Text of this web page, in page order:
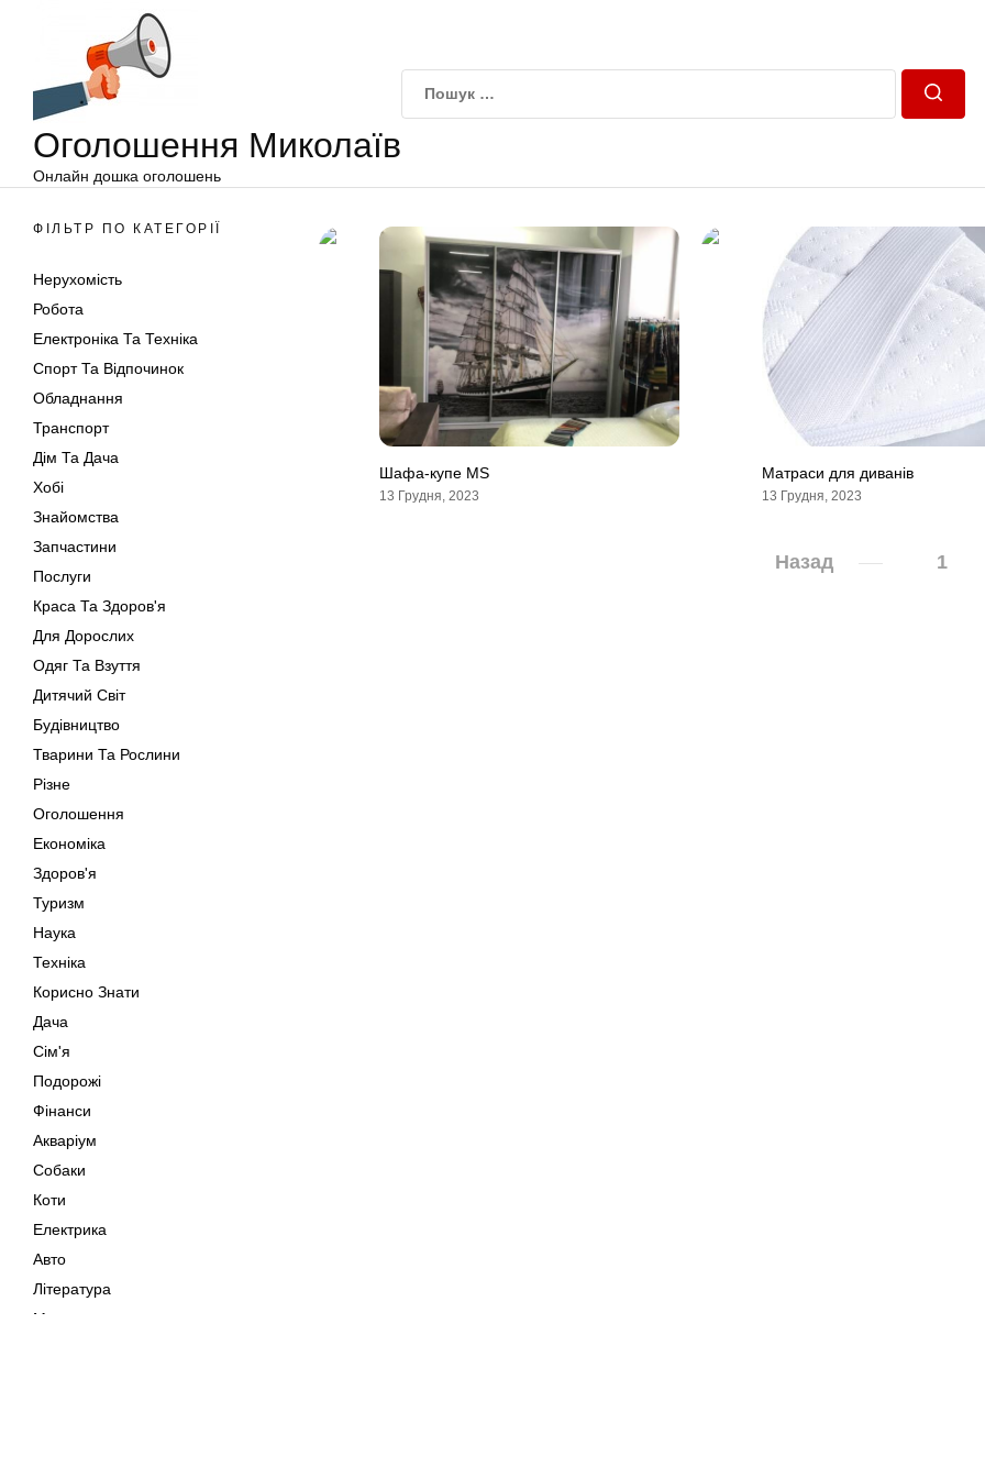
Оголошення Миколаїв
Онлайн дошка оголошень
ФІЛЬТР ПО КАТЕГОРІЇ
Нерухомість
Робота
Електроніка Та Техніка
Спорт Та Відпочинок
Обладнання
Транспорт
Дім Та Дача
Хобі
Знайомства
Запчастини
Послуги
Краса Та Здоров'я
Для Дорослих
Одяг Та Взуття
Дитячий Світ
Будівництво
Тварини Та Рослини
Різне
Оголошення
Економіка
Здоров'я
Туризм
Наука
Техніка
Корисно Знати
Дача
Сім'я
Подорожі
Фінанси
Акваріум
Собаки
Коти
Електрика
Авто
Література
Музика
Шафа-купе MS
13 Грудня, 2023
Матраси для диванів
13 Грудня, 2023
Назад 1